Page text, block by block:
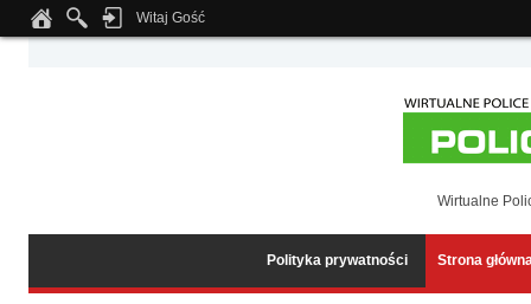
Notice: Undefined index: tapatalk_body_hook in
Witaj Gość
Wirtualne
Polityka prywatności Strona